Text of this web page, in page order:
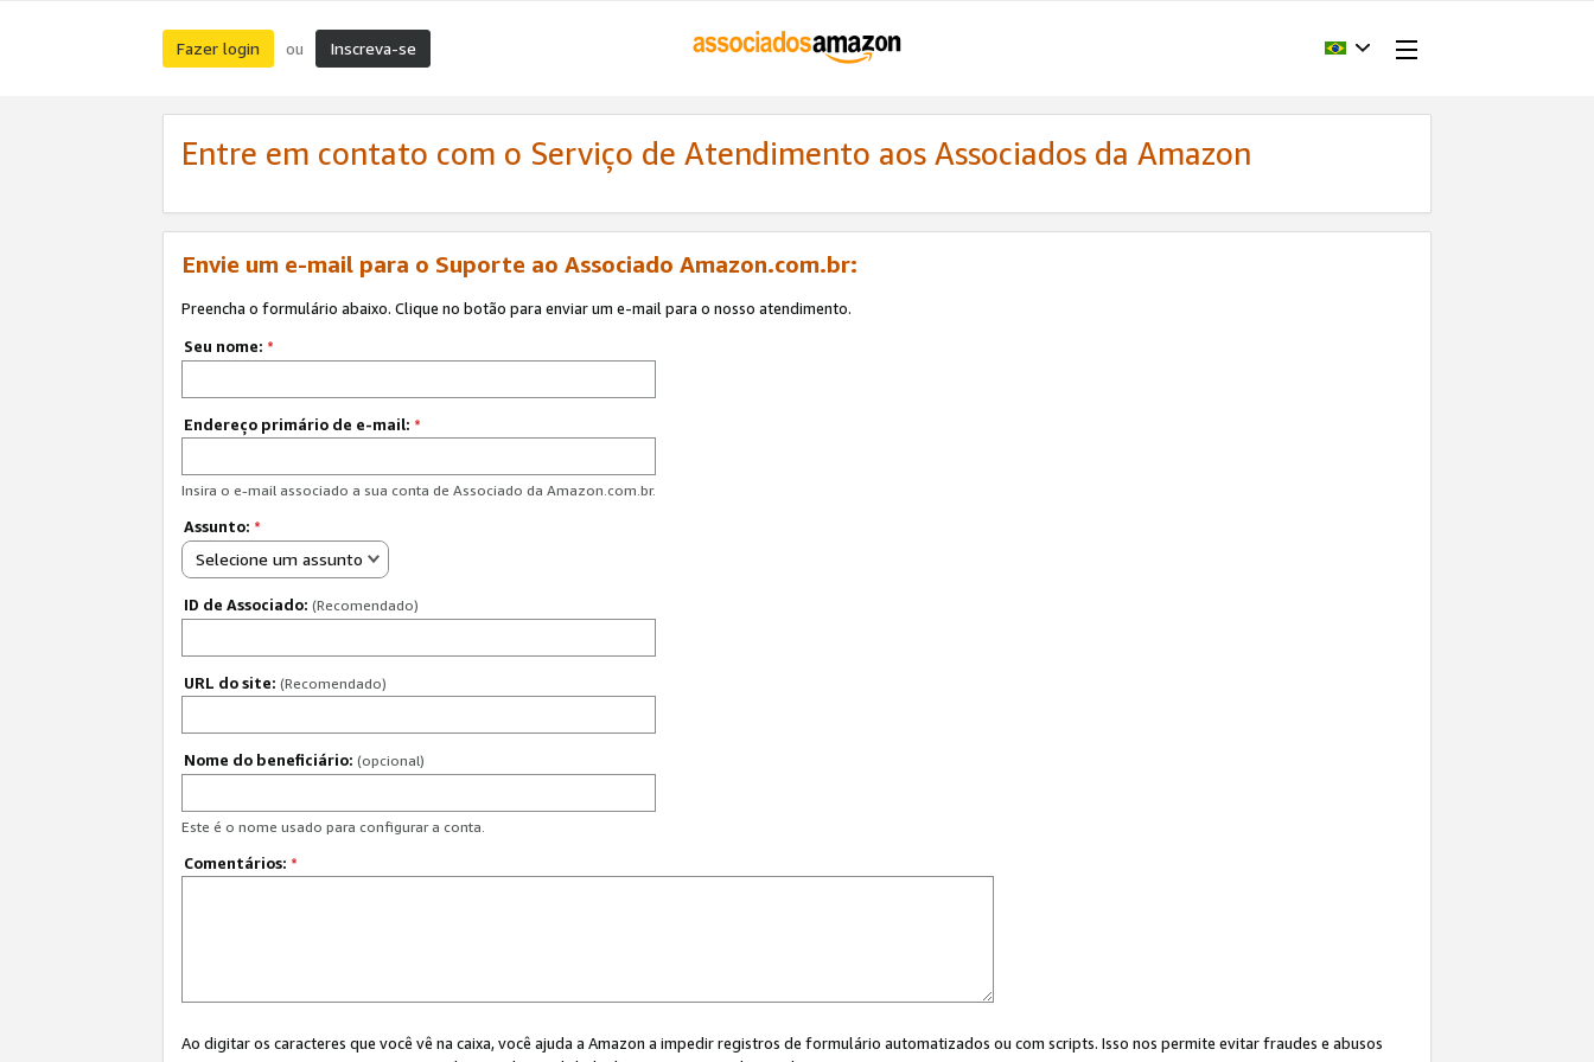
Fazer login ou Inscreva-se
Entre em contato com o Serviço de Atendimento aos Associados da Amazon
Envie um e-mail para o Suporte ao Associado Amazon.com.br:
Preencha o formulário abaixo. Clique no botão para enviar um e-mail para o nosso atendimento.
Seu nome: *
Endereço primário de e-mail: *
Insira o e-mail associado a sua conta de Associado da Amazon.com.br.
Assunto: *
Selecione um assunto
ID de Associado: (Recomendado)
URL do site: (Recomendado)
Nome do beneficiário: (opcional)
Este é o nome usado para configurar a conta.
Comentários: *
Ao digitar os caracteres que você vê na caixa, você ajuda a Amazon a impedir registros de formulário automatizados ou com scripts. Isso nos permite evitar fraudes e abusos